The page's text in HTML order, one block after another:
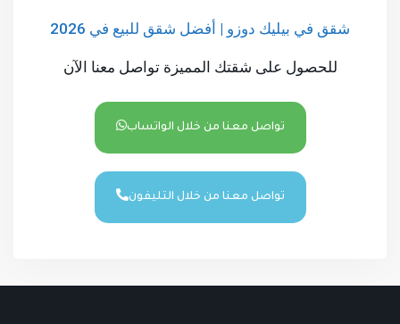
شقق في بيليك دوزو | أفضل شقق للبيع في 2026
للحصول على شقتك المميزة تواصل معنا الآن
تواصل معنا من خلال الواتساب
تواصل معنا من خلال التليفون